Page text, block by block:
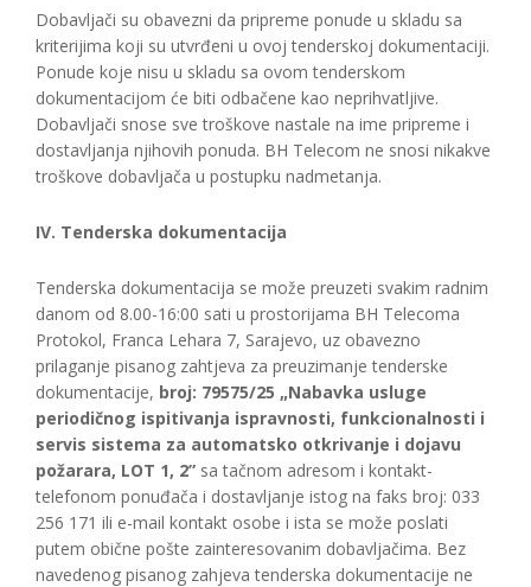
Dobavljači su obavezni da pripreme ponude u skladu sa
kriterijima koji su utvrđeni u ovoj tenderskoj dokumentaciji.
Ponude koje nisu u skladu sa ovom tenderskom
dokumentacijom će biti odbačene kao neprihvatljive.
Dobavljači snose sve troškove nastale na ime pripreme i
dostavljanja njihovih ponuda. BH Telecom ne snosi nikakve
troškove dobavljača u postupku nadmetanja.
IV. Tenderska dokumentacija
Tenderska dokumentacija se može preuzeti svakim radnim
danom od 8.00-16:00 sati u prostorijama BH Telecoma
Protokol, Franca Lehara 7, Sarajevo, uz obavezno
prilaganje pisanog zahtjeva za preuzimanje tenderske
dokumentacije, broj: 79575/25 „Nabavka usluge
periodičnog ispitivanja ispravnosti, funkcionalnosti i
servis sistema za automatsko otkrivanje i dojavu
požarara, LOT 1, 2” sa tačnom adresom i kontakt-
telefonom ponuđača i dostavljanje istog na faks broj: 033
256 171 ili e-mail kontakt osobe i ista se može poslati
putem obične pošte zainteresovanim dobavljačima. Bez
navedenog pisanog zahjeva tenderska dokumentacije ne